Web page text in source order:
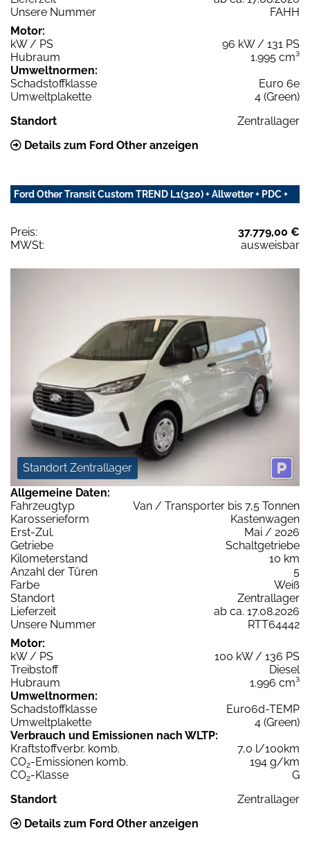
Unsere Nummer
FAHH
Motor:
kW / PS
96 kW / 131 PS
Hubraum
1.995 cm³
Umweltnormen:
Schadstoffklasse
Euro 6e
Umweltplakette
4 (Green)
Standort
Zentrallager
Details zum Ford Other anzeigen
Ford Other Transit Custom TREND L1(320) + Allwetter + PDC +
Preis:
37.779,00 €
MWSt:
ausweisbar
Standort Zentrallager
Allgemeine Daten:
Fahrzeugtyp
Van / Transporter bis 7,5 Tonnen
Karosserieform
Kastenwagen
Erst-Zul.
Mai / 2026
Getriebe
Schaltgetriebe
Kilometerstand
10 km
Anzahl der Türen
5
Farbe
Weiß
Standort
Zentrallager
Lieferzeit
ab ca. 17.08.2026
Unsere Nummer
RTT64442
Motor:
kW / PS
100 kW / 136 PS
Treibstoff
Diesel
Hubraum
1.996 cm³
Umweltnormen:
Schadstoffklasse
Euro6d-TEMP
Umweltplakette
4 (Green)
Verbrauch und Emissionen nach WLTP:
Kraftstoffverbr. komb.
7,0 l/100km
CO2-Emissionen komb.
194 g/km
CO2-Klasse
G
Standort
Zentrallager
Details zum Ford Other anzeigen